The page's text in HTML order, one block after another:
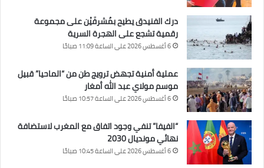
درك الفنيدق يطيح بمُشرفَيْن على مجموعة
رقمية تشجع على الهجرة السرية
6 أغسطس 2026 على الساعة 11:09 صباحًا
عملية أمنية تجهض ترويج طن من “الماحيا” قبيل
موسم مولاي عبد الله أمغار
6 أغسطس 2026 على الساعة 10:57 صباحًا
“الفيفا” تنفي وجود اتفاق مع المغرب لاستضافة
نهائي مونديال 2030
6 أغسطس 2026 على الساعة 10:45 صباحًا